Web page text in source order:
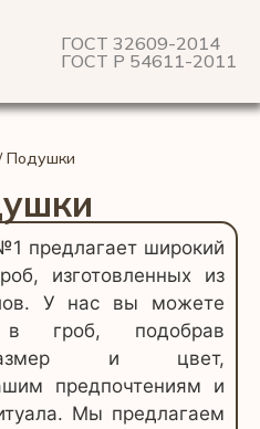
ГОСТ 32609-2014
ГОСТ Р 54611-2011
Подушки
предлагает широкий
изготовленных из
У нас вы можете
гроб, подобрав
и цвет,
предпочтениям и
Мы предлагаем